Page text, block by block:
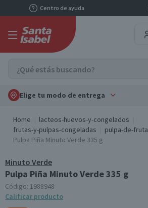
Centro de ayuda
Elige tu modo de entrega
Home
lacteos-huevos-y-congelados
frutas-y-pulpas-congeladas
pulpa-de-fruta
Pulpa Piña Minuto Verde 335 g
Minuto Verde
Pulpa Piña Minuto Verde 335 g
Código: 1988948
Calificar producto